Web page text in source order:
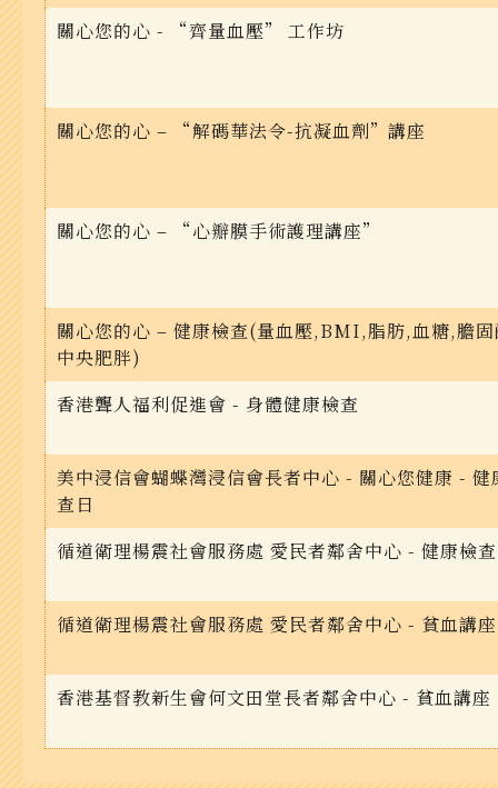
關心您的心 - “齊量血壓” 工作坊
關心您的心 – “解碼華法令-抗凝血劑”講座
關心您的心 – “心瓣膜手術護理講座”
關心您的心 – 健康檢查(量血壓,BMI,脂肪,血糖,膽
中央肥胖)
香港聾人福利促進會 - 身體健康檢查
美中浸信會蝴蝶灣浸信會長者中心 - 關心您健康 - 健
查日
循道衛理楊震社會服務處 愛民者鄰舍中心 - 健康檢查
循道衛理楊震社會服務處 愛民者鄰舍中心 - 貧血講座
香港基督教新生會何文田堂長者鄰舍中心 - 貧血講座